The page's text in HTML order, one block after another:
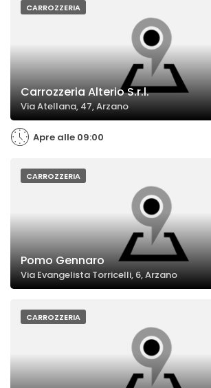
CARROZZERIA
Carrozzeria Alterio S.r.l.
Via Atellana, 47, Arzano
Apre alle 09:00
CARROZZERIA
Pomo Gennaro
Via Evangelista Torricelli, 6, Arzano
CARROZZERIA